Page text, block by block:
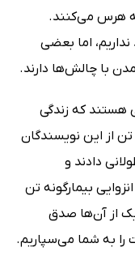
هرس می‌کنند.
اما بعضی
با چالش‌ها دارند.
هستند که زندگی
از این نویسندگان
دادند و
بیمارگونه تن
از آن‌ها صدق
به شما می‌سپاریم.